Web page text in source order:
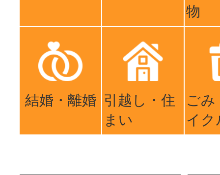
物
結婚・離婚 引越し・住
まい
ごみ
イク